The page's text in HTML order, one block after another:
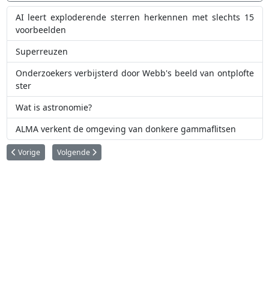
AI leert exploderende sterren herkennen met slechts 15
voorbeelden
Superreuzen
Onderzoekers verbijsterd door Webb's beeld van ontplofte
ster
Wat is astronomie?
ALMA verkent de omgeving van donkere gammaflitsen
Vorig artikel: Maak kennis met het vroegst bevestigde zwarte gat in het
Vorige Volgende artikel: Hubble en Chandra ruimtetelescopen
Volgende